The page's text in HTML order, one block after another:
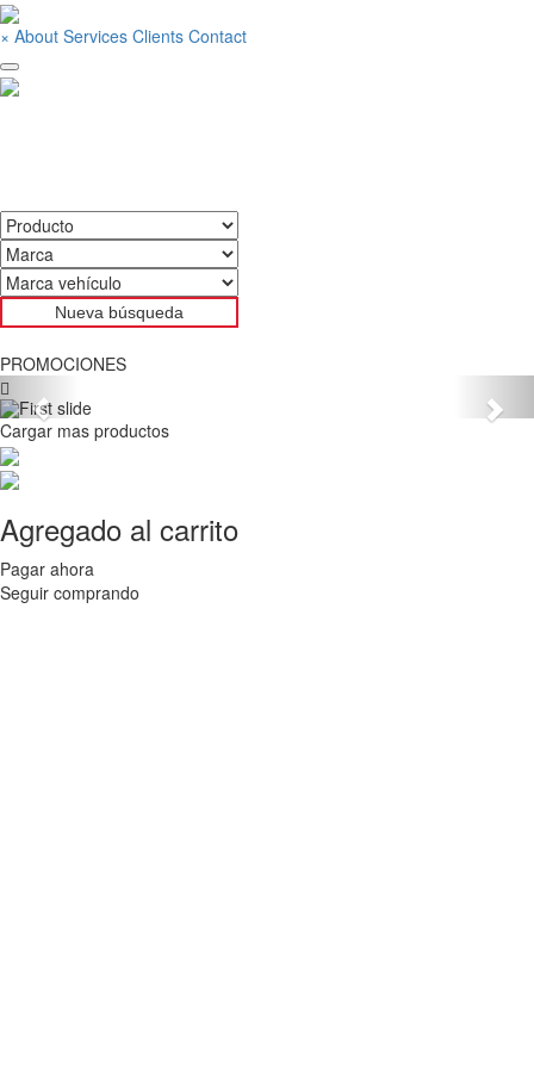
× About Services Clients Contact
PROMOCIONES
Previous
Cargar mas productos
Agregado al carrito
Pagar ahora
Seguir comprando